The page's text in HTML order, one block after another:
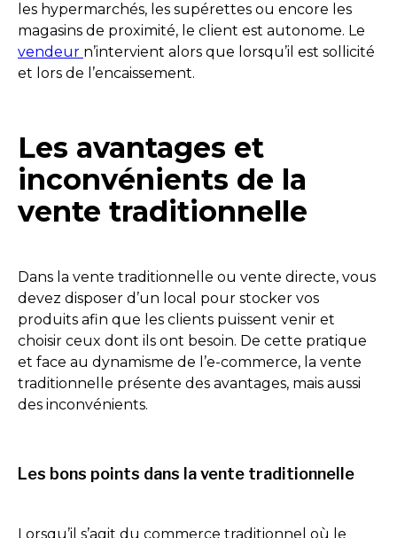
les hypermarchés, les supérettes ou encore les
magasins de proximité, le client est autonome. Le
vendeur n’intervient alors que lorsqu’il est sollicité
et lors de l’encaissement.
Les avantages et
inconvénients de la
vente traditionnelle
Dans la vente traditionnelle ou vente directe, vous
devez disposer d’un local pour stocker vos
produits afin que les clients puissent venir et
choisir ceux dont ils ont besoin. De cette pratique
et face au dynamisme de l’e-commerce, la vente
traditionnelle présente des avantages, mais aussi
des inconvénients.
Les bons points dans la vente traditionnelle
Lorsqu’il s’agit du commerce traditionnel où le